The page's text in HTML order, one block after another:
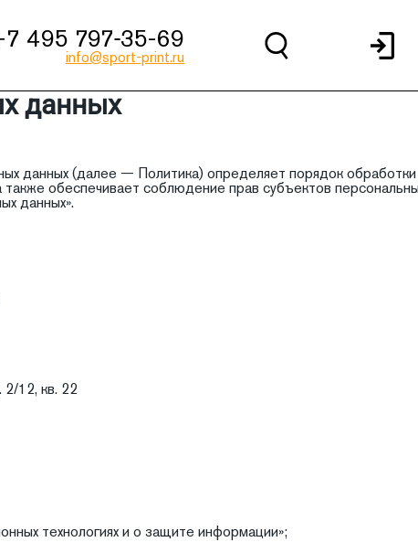
495 797‑35-69
info@sport-print.ru
данных
данных (далее — Политика) определяет порядок
обеспечивает соблюдение прав субъектов
данных».
12, кв. 22
технологиях и о защите информации»;